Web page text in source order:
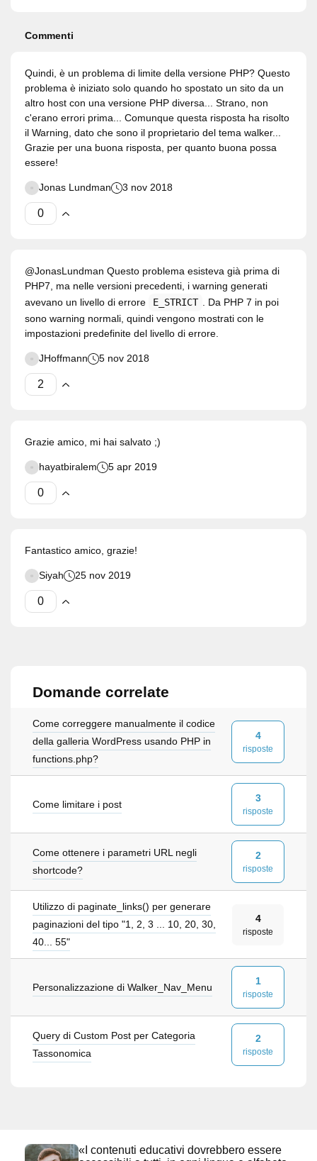
Commenti
Quindi, è un problema di limite della versione PHP? Questo
problema è iniziato solo quando ho spostato un sito da un
altro host con una versione PHP diversa... Strano, non
c'erano errori prima... Comunque questa risposta ha risolto
il Warning, dato che sono il proprietario del tema walker...
Grazie per una buona risposta, per quanto buona possa
essere!
Jonas Lundman 3 nov 2018
@JonasLundman Questo problema esisteva già prima di
PHP7, ma nelle versioni precedenti, i warning generati
avevano un livello di errore
E_STRICT
. Da PHP 7 in poi
sono warning normali, quindi vengono mostrati con le
impostazioni predefinite del livello di errore.
JHoffmann 5 nov 2018
Grazie amico, mi hai salvato ;)
hayatbiralem 5 apr 2019
Fantastico amico, grazie!
Siyah 25 nov 2019
Domande correlate
Come correggere manualmente il codice
della galleria WordPress usando PHP in
functions.php?
4
risposte
Come limitare i post
3
risposte
Come ottenere i parametri URL negli
shortcode?
2
risposte
Utilizzo di paginate_links() per generare
paginazioni del tipo "1, 2, 3 ... 10, 20, 30,
40... 55"
4
risposte
Personalizzazione di Walker_Nav_Menu
1
risposte
Query di Custom Post per Categoria
Tassonomica
2
risposte
«I contenuti educativi dovrebbero essere